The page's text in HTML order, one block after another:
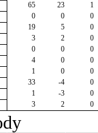
65 23
1
0 0
0
19 5
0
3 2
0
0 0
0
4 0
0
1 0
0
33 -4
0
1 -3
0
3 2 0